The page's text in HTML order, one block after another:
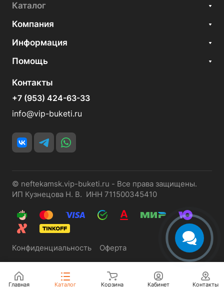
Каталог
Компания
Информация
Помощь
Контакты
+7 (953) 424-63-33
info@vip-buketi.ru
© neftekamsk.vip-buketi.ru - Все права защищены.
ИП Кузнецова Н. В. ИНН 711500345410
Конфиденциальность Оферта
Главная Каталог Корзина Кабинет Контакты